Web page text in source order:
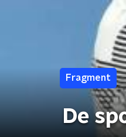
Fragment
De